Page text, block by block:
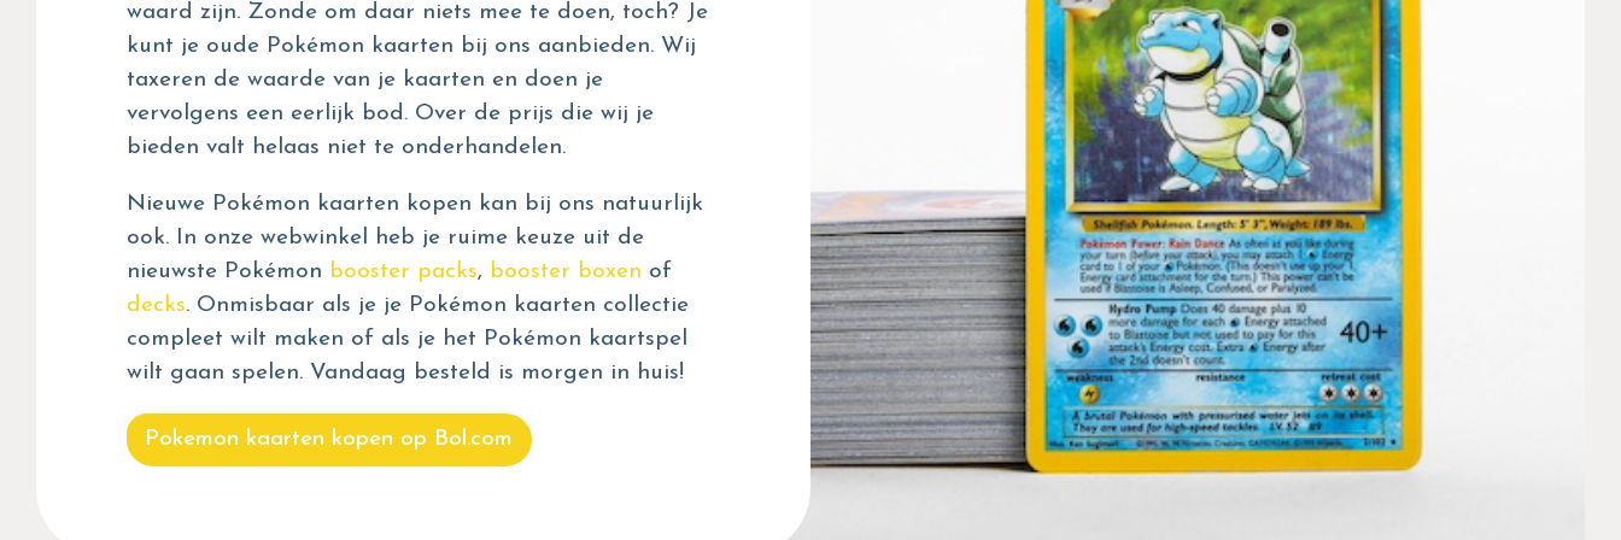
waard zijn. Zonde om daar niets mee te doen, toch? Je
kunt je oude Pokémon kaarten bij ons aanbieden. Wij
taxeren de waarde van je kaarten en doen je
vervolgens een eerlijk bod. Over de prijs die wij je
bieden valt helaas niet te onderhandelen.
Nieuwe Pokémon kaarten kopen kan bij ons natuurlijk
ook. In onze webwinkel heb je ruime keuze uit de
nieuwste Pokémon booster packs, booster boxen of
decks. Onmisbaar als je je Pokémon kaarten collectie
compleet wilt maken of als je het Pokémon kaartspel
wilt gaan spelen. Vandaag besteld is morgen in huis!
Pokemon kaarten kopen op Bol.com